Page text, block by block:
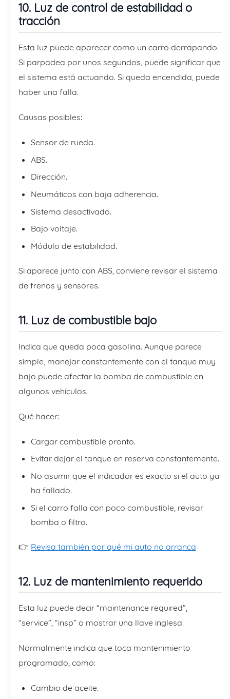
10. Luz de control de estabilidad o
tracción
Esta luz puede aparecer como un carro derrapando.
Si parpadea por unos segundos, puede significar que
el sistema está actuando. Si queda encendida, puede
haber una falla.
Causas posibles:
Sensor de rueda.
ABS.
Dirección.
Neumáticos con baja adherencia.
Sistema desactivado.
Bajo voltaje.
Módulo de estabilidad.
Si aparece junto con ABS, conviene revisar el sistema
de frenos y sensores.
11. Luz de combustible bajo
Indica que queda poca gasolina. Aunque parece
simple, manejar constantemente con el tanque muy
bajo puede afectar la bomba de combustible en
algunos vehículos.
Qué hacer:
Cargar combustible pronto.
Evitar dejar el tanque en reserva constantemente.
No asumir que el indicador es exacto si el auto ya
ha fallado.
Si el carro falla con poco combustible, revisar
bomba o filtro.
👉 Revisa también por qué mi auto no arranca
12. Luz de mantenimiento requerido
Esta luz puede decir “maintenance required”,
“service”, “insp” o mostrar una llave inglesa.
Normalmente indica que toca mantenimiento
programado, como:
Cambio de aceite.